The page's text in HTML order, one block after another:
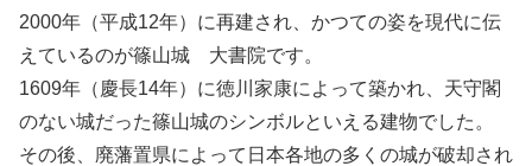
2000年（平成12年）に再建され、かつての姿を現代に伝
えているのが篠山城 大書院です。
1609年（慶長14年）に徳川家康によって築かれ、天守閣
のない城だった篠山城のシンボルといえる建物でした。
その後、廃藩置県によって日本各地の多くの城が破却され